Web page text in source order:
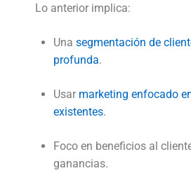
Lo anterior implica:
Una segmentación de
profunda.
Usar marketing enfocado
existentes.
Foco en beneficios al
ganancias.